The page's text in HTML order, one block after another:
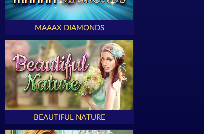
MAAAX DIAMONDS
BEAUTIFUL NATURE